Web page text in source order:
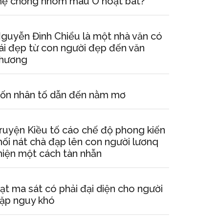
Đình Chiểu là một nhà văn có
đẹp từ con người đẹp đến văn
nhân tố dẫn đến nằm mơ
Kiều tố cáo chế độ phong kiến
nát chà đạp lên con người lươnq
một cách tàn nhẫn
ma sát có phải đại diện cho người
nguy khó